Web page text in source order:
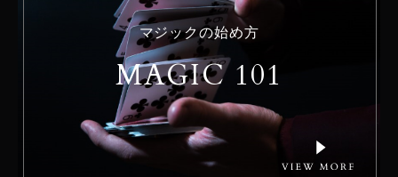
マジックの始め方
MAGIC 101